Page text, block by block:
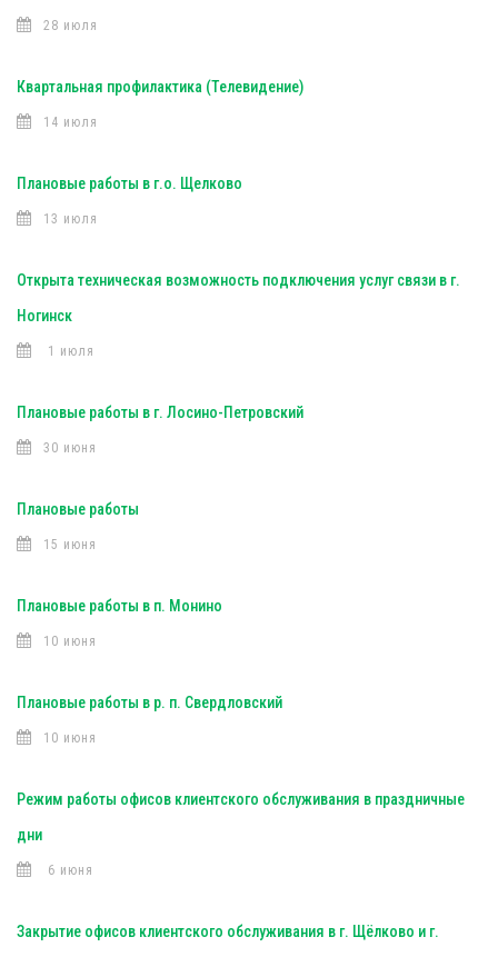
28 июля
Квартальная профилактика (Телевидение)
14 июля
Плановые работы в г.о. Щелково
13 июля
Открыта техническая возможность подключения услуг связи в г.
Ногинск
1 июля
Плановые работы в г. Лосино-Петровский
30 июня
Плановые работы
15 июня
Плановые работы в п. Монино
10 июня
Плановые работы в р. п. Свердловский
10 июня
Режим работы офисов клиентского обслуживания в праздничные
дни
6 июня
Закрытие офисов клиентского обслуживания в г. Щёлково и г.